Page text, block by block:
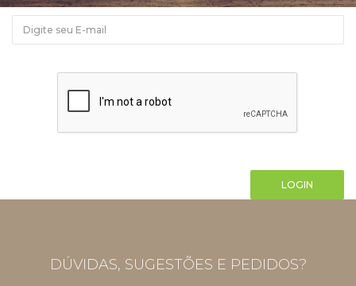
LOGIN
DÚVIDAS, SUGESTÕES E PEDIDOS?